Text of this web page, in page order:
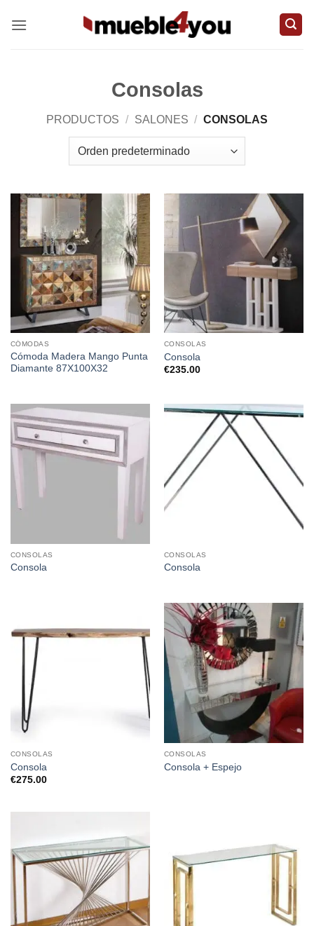
Consolas
PRODUCTOS / SALONES / CONSOLAS
CÓMODAS
Cómoda Madera Mango Punta
Diamante 87X100X32
CONSOLAS
Consola
€235.00
CONSOLAS
Consola
CONSOLAS
Consola
CONSOLAS
Consola
€275.00
CONSOLAS
Consola + Espejo